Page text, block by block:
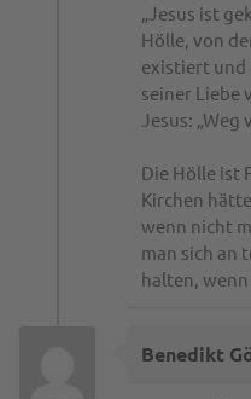
„Jesus ist
Hölle, von
existiert und
seiner Liebe
Jesus: „Weg
Die Hölle ist
Kirchen
wenn nicht
man sich an
halten,
Benedikt